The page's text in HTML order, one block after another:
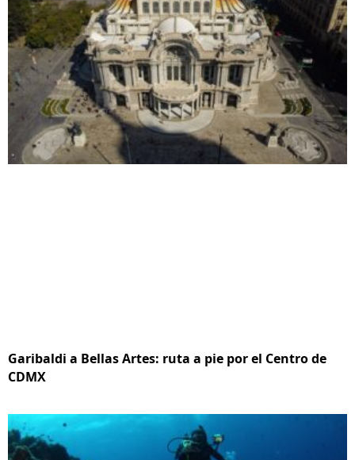
Garibaldi a Bellas Artes: ruta a pie por el Centro de
CDMX